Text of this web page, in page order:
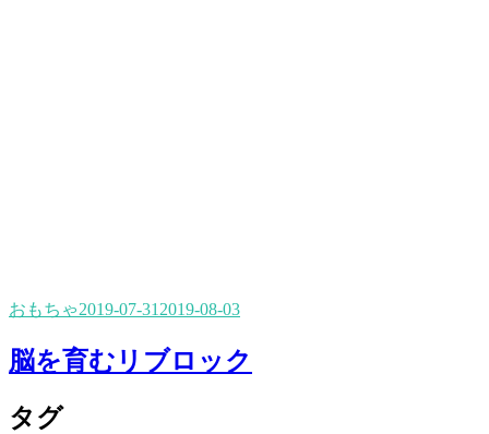
おもちゃ2019-07-31 2019-08-03
脳を育むリブロック
タグ